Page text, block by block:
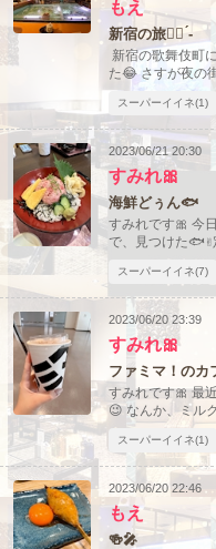
もえ
新宿の旅‪👍🏻 ́-‬
新宿の歌舞伎町
た😂 さすが夜の
スーパーイイネ(1)
2023/06/21 20:30
すみれ🎀
海鮮どぅん🐟
すみれです🎀 今
で、見つけた🐟✌️
スーパーイイネ(7)
2023/06/20 23:39
すみれ🎀
ファミマ！のカ
すみれです🎀 最
😉 なんか、ミル
スーパーイイネ(1)
2023/06/20 22:46
もえ
🍻🎤
この
LINE
お
女
北海道
甲信越
関東
東海
中四国
沖縄